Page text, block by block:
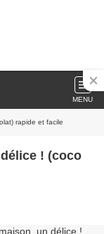
MENU
rapide et facile
! (coco